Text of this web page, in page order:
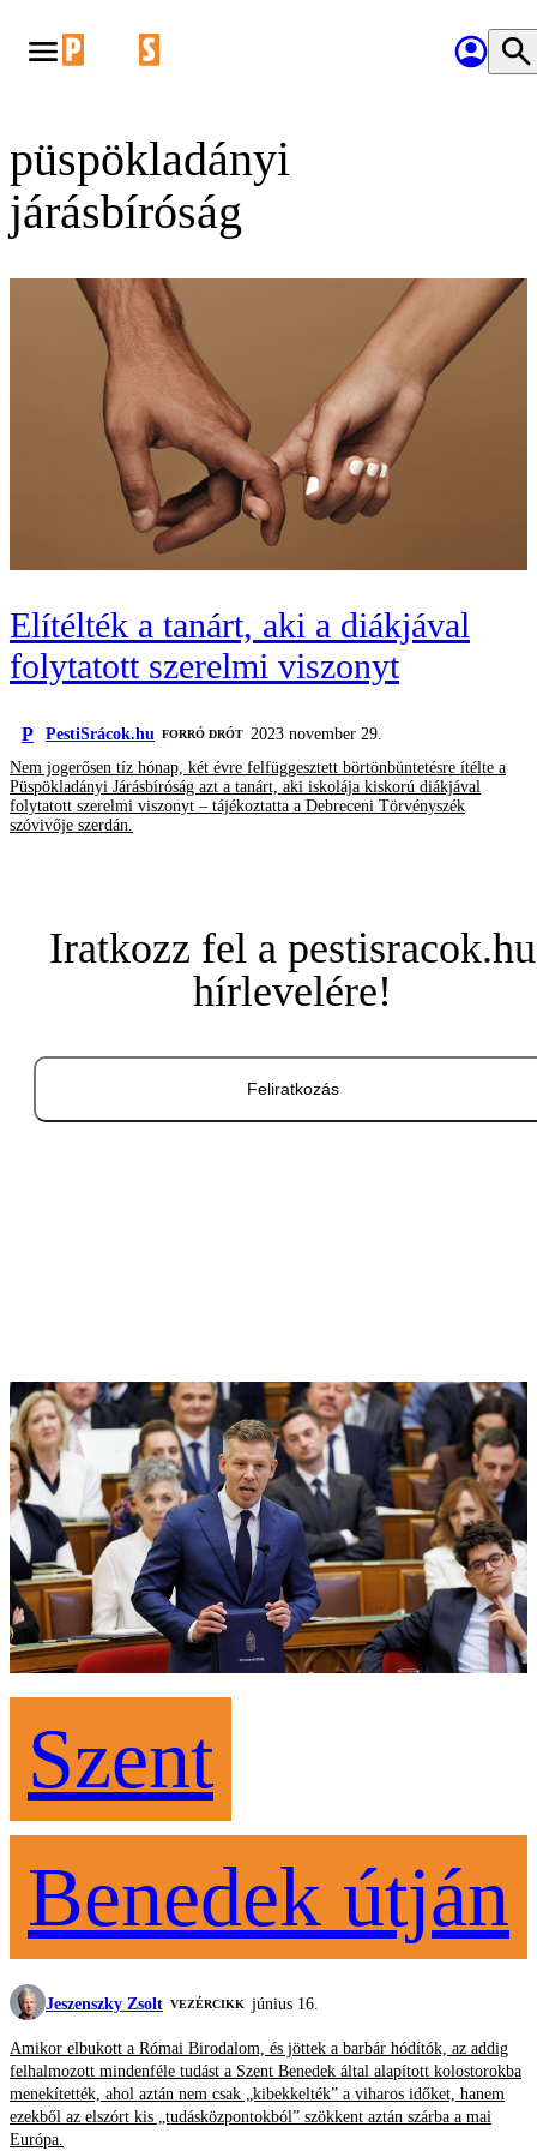
püspökladányi
járásbíróság
Elítélték a tanárt, aki a diákjával
folytatott szerelmi viszonyt
P PestiSrácok.hu FORRÓ DRÓT 2023 november 29.
Nem jogerősen tíz hónap, két évre felfüggesztett börtönbüntetésre ítélte a
Püspökladányi Járásbíróság azt a tanárt, aki iskolája kiskorú diákjával
folytatott szerelmi viszonyt – tájékoztatta a Debreceni Törvényszék
szóvivője szerdán.
Iratkozz fel a pestisracok.hu
hírlevelére!
Feliratkozás
Szent
Benedek útján
Jeszenszky Zsolt VEZÉRCIKK június 16.
Amikor elbukott a Római Birodalom, és jöttek a barbár hódítók, az addig
felhalmozott mindenféle tudást a Szent Benedek által alapított kolostorokba
menekítették, ahol aztán nem csak „kibekkelték” a viharos időket, hanem
ezekből az elszórt kis „tudásközpontokból” szökkent aztán szárba a mai
Európa.